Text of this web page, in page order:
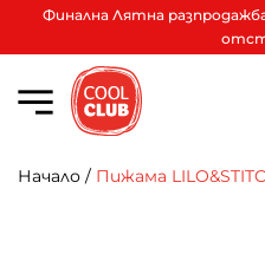
Финална Лятна
Начало / Пижама